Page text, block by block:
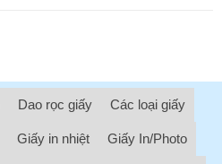
Dao rọc giấy Các loại giấy
Giấy in nhiệt Giấy In/Photo